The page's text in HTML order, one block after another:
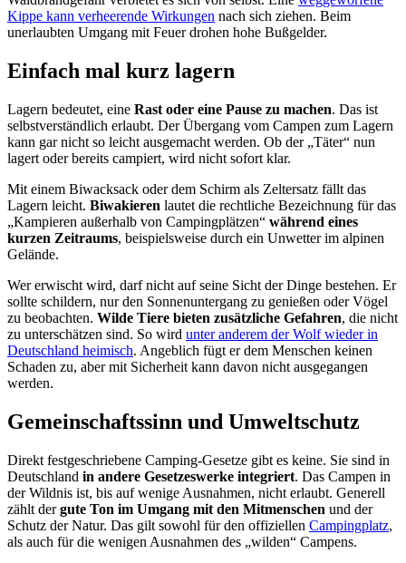
Kippe kann verheerende Wirkungen nach sich ziehen. Beim
unerlaubten Umgang mit Feuer drohen hohe Bußgelder.
Einfach mal kurz lagern
Lagern bedeutet, eine Rast oder eine Pause zu machen. Das ist
selbstverständlich erlaubt. Der Übergang vom Campen zum Lagern
kann gar nicht so leicht ausgemacht werden. Ob der „Täter“ nun
lagert oder bereits campiert, wird nicht sofort klar.
Mit einem Biwacksack oder dem Schirm als Zeltersatz fällt das
Lagern leicht. Biwakieren lautet die rechtliche Bezeichnung für das
„Kampieren außerhalb von Campingplätzen“ während eines
kurzen Zeitraums, beispielsweise durch ein Unwetter im alpinen
Gelände.
Wer erwischt wird, darf nicht auf seine Sicht der Dinge bestehen. Er
sollte schildern, nur den Sonnenuntergang zu genießen oder Vögel
zu beobachten. Wilde Tiere bieten zusätzliche Gefahren, die nicht
zu unterschätzen sind. So wird unter anderem der Wolf wieder in
Deutschland heimisch. Angeblich fügt er dem Menschen keinen
Schaden zu, aber mit Sicherheit kann davon nicht ausgegangen
werden.
Gemeinschaftssinn und Umweltschutz
Direkt festgeschriebene Camping-Gesetze gibt es keine. Sie sind in
Deutschland in andere Gesetzeswerke integriert. Das Campen in
der Wildnis ist, bis auf wenige Ausnahmen, nicht erlaubt. Generell
zählt dergute Ton im Umgang mit den Mitmenschen und der
Schutz der Natur. Das gilt sowohl für den offiziellen Campingplatz,
als auch für die wenigen Ausnahmen des „wilden“ Campens.